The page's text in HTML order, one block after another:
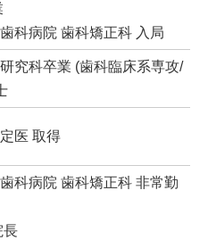
科病院 歯科矯正科 入局
究科卒業 (歯科臨床系専攻/
医 取得
科病院 歯科矯正科 非常勤
長